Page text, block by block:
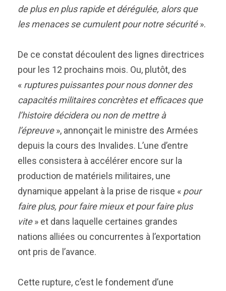
de plus en plus rapide et dérégulée, alors que
les menaces se cumulent pour notre sécurité».
De ce constat découlent des lignes directrices
pour les 12 prochains mois. Ou, plutôt, des
« ruptures puissantes pour nous donner des
capacités militaires concrètes et efficaces que
l’histoire décidera ou non de mettre à
l’épreuve», annonçait le ministre des Armées
depuis la cours des Invalides. L’une d’entre
elles consistera à accélérer encore sur la
production de matériels militaires, une
dynamique appelant à la prise de risque « pour
faire plus, pour faire mieux et pour faire plus
vite» et dans laquelle certaines grandes
nations alliées ou concurrentes à l’exportation
ont pris de l’avance.
Cette rupture, c’est le fondement d’une